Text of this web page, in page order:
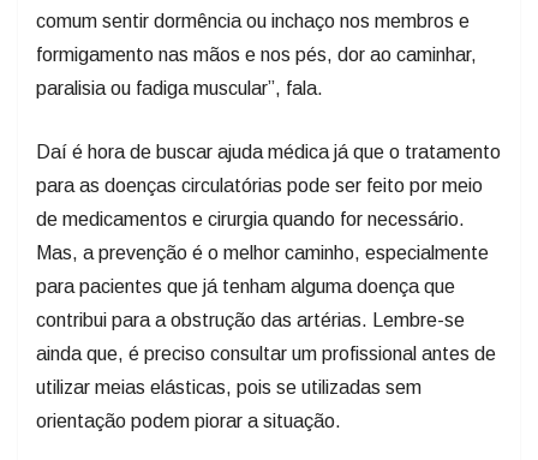
comum sentir dormência ou inchaço nos membros e
formigamento nas mãos e nos pés, dor ao caminhar,
paralisia ou fadiga muscular”, fala.
Daí é hora de buscar ajuda médica já que o tratamento
para as doenças circulatórias pode ser feito por meio
de medicamentos e cirurgia quando for necessário.
Mas, a prevenção é o melhor caminho, especialmente
para pacientes que já tenham alguma doença que
contribui para a obstrução das artérias. Lembre-se
ainda que, é preciso consultar um profissional antes de
utilizar meias elásticas, pois se utilizadas sem
orientação podem piorar a situação.